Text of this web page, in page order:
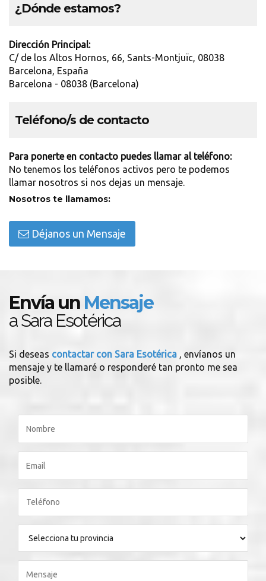
¿Dónde estamos?
Dirección Principal:
C/ de los Altos Hornos, 66, Sants-Montjuïc, 08038
Barcelona, España
Barcelona - 08038 (Barcelona)
Teléfono/s de contacto
Para ponerte en contacto puedes llamar al teléfono:
No tenemos los teléfonos activos pero te podemos
llamar nosotros si nos dejas un mensaje.
Nosotros te llamamos:
Déjanos un Mensaje
Envía un Mensaje
a Sara Esotérica
Si deseas contactar con Sara Esotérica , envíanos un
mensaje y te llamaré o responderé tan pronto me sea
posible.